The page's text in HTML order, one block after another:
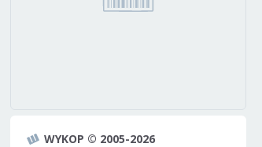
WYKOP © 2005-2026